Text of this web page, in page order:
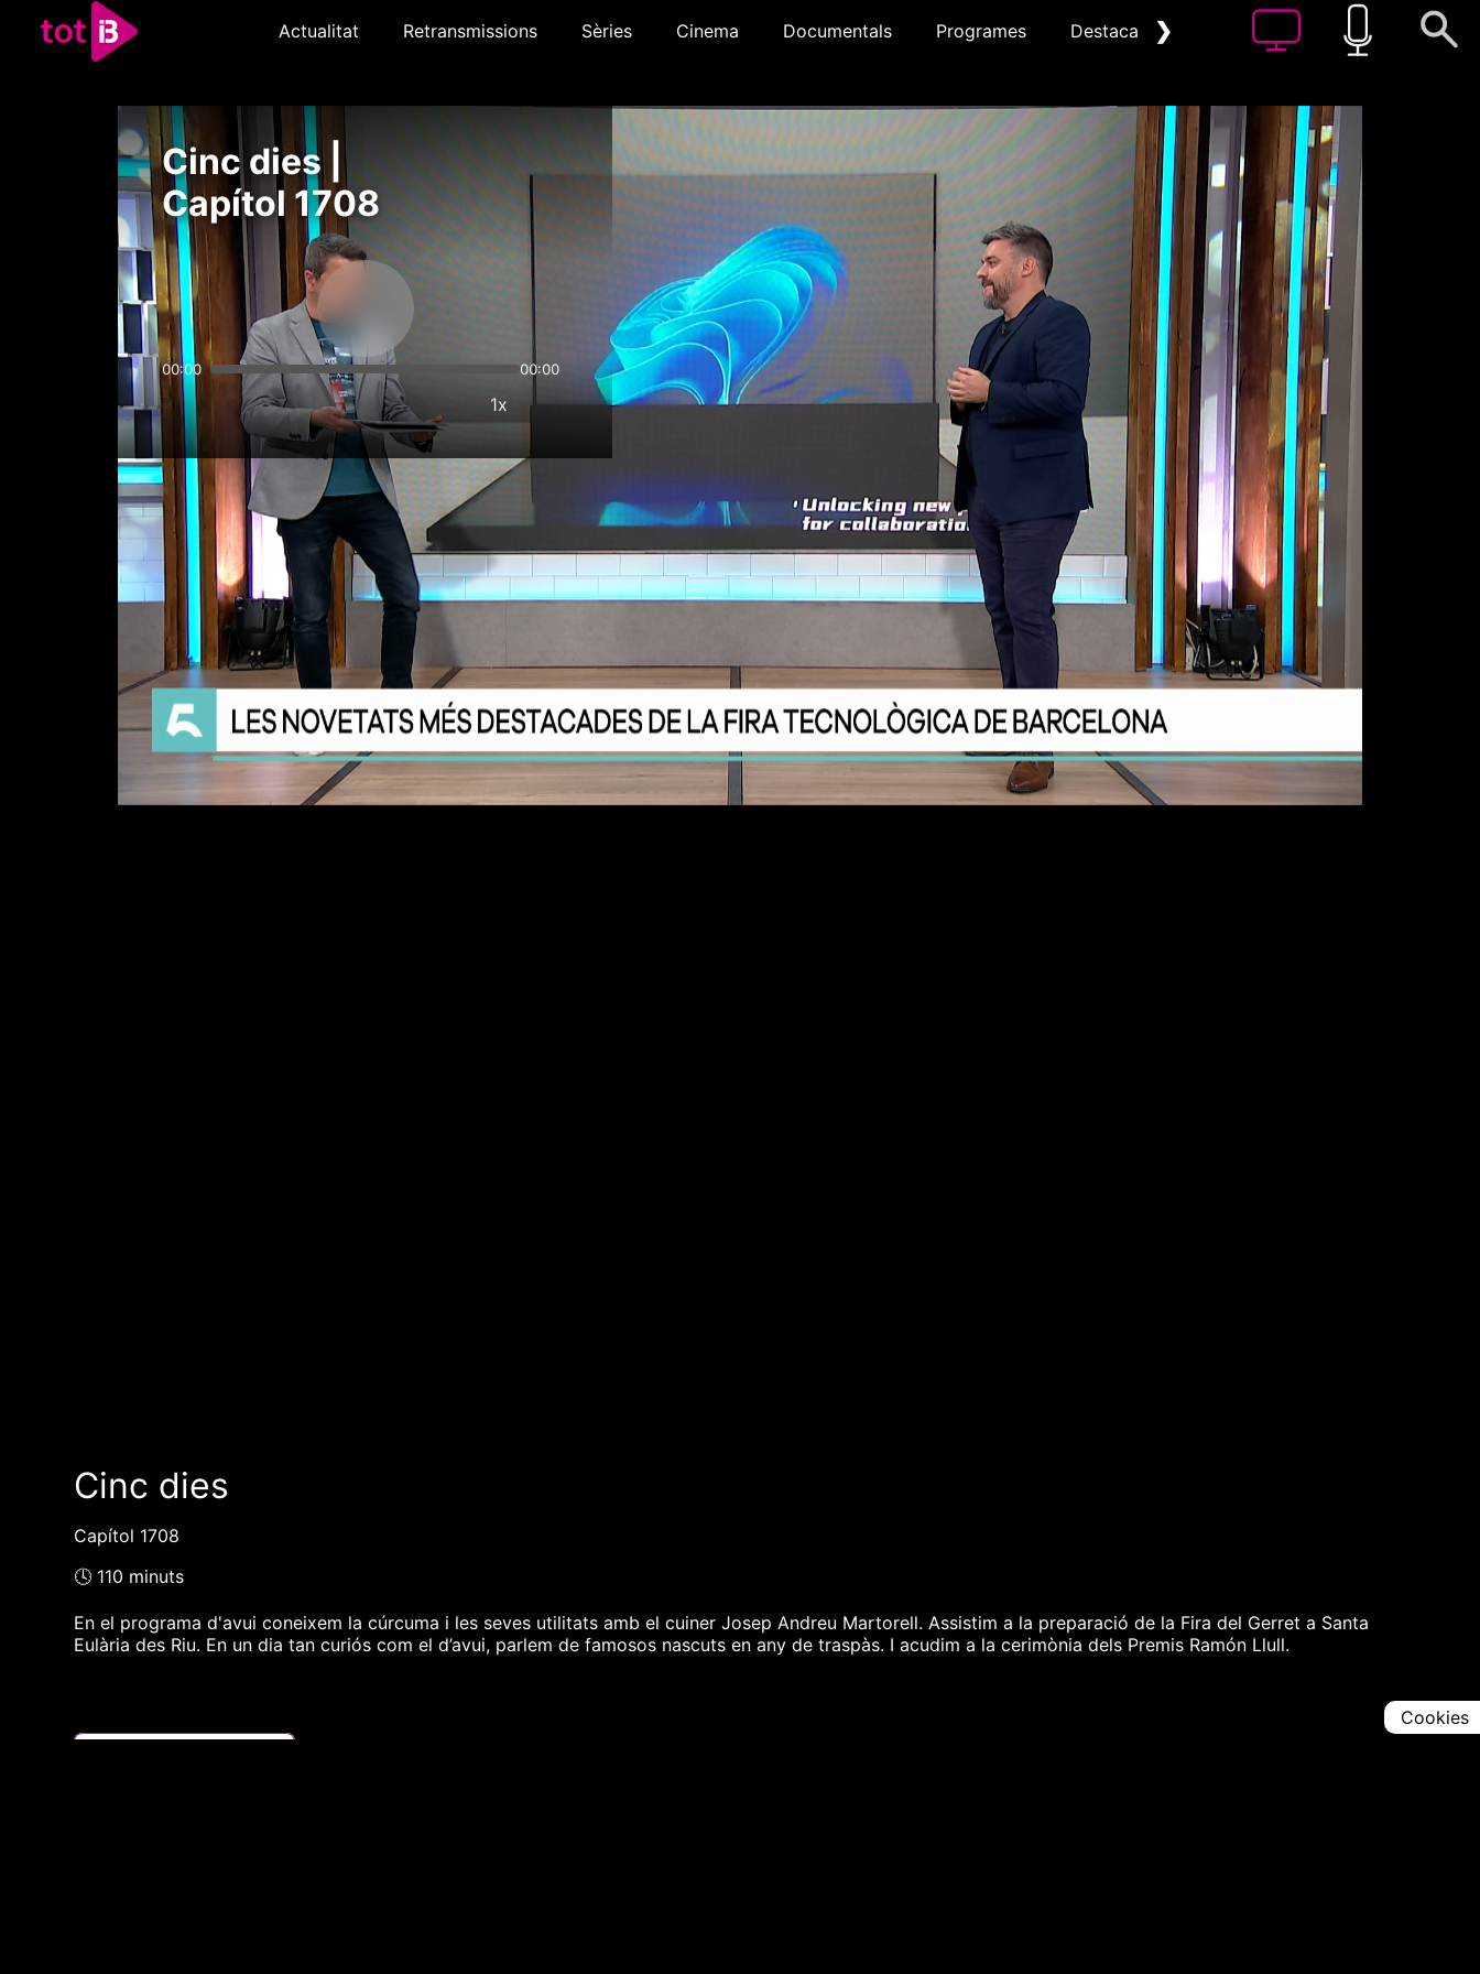
Actualitat Retransmissions Sèries Cinema Documentals Programes Destacat ❯
Cinc dies |
Capítol 1708
00:00 00:00
1x
Cinc dies
Capítol 1708
🕓 110 minuts
En el programa d'avui coneixem la cúrcuma i les seves utilitats amb el cuiner Josep Andreu Martorell. Assistim a la preparació de la Fira del Gerret a Santa
Eulària des Riu. En un dia tan curiós com el d’avui, parlem de famosos nascuts en any de traspàs. I acudim a la cerimònia dels Premis Ramón Llull.
Cookies